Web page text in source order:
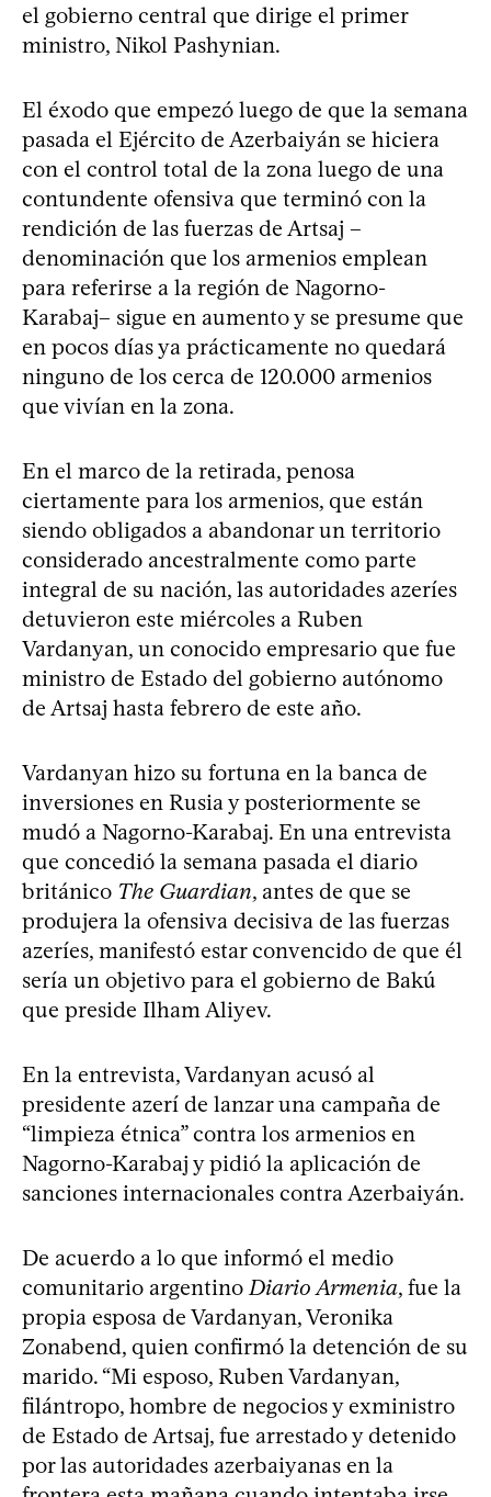
el gobierno central que dirige el primer
ministro, Nikol Pashynian.
El éxodo que empezó luego de que la semana
pasada el Ejército de Azerbaiyán se hiciera
con el control total de la zona luego de una
contundente ofensiva que terminó con la
rendición de las fuerzas de Artsaj –
denominación que los armenios emplean
para referirse a la región de Nagorno-
Karabaj– sigue en aumento y se presume que
en pocos días ya prácticamente no quedará
ninguno de los cerca de 120.000 armenios
que vivían en la zona.
En el marco de la retirada, penosa
ciertamente para los armenios, que están
siendo obligados a abandonar un territorio
considerado ancestralmente como parte
integral de su nación, las autoridades azeríes
detuvieron este miércoles a Ruben
Vardanyan, un conocido empresario que fue
ministro de Estado del gobierno autónomo
de Artsaj hasta febrero de este año.
Vardanyan hizo su fortuna en la banca de
inversiones en Rusia y posteriormente se
mudó a Nagorno-Karabaj. En una entrevista
que concedió la semana pasada el diario
británico The Guardian, antes de que se
produjera la ofensiva decisiva de las fuerzas
azeríes, manifestó estar convencido de que él
sería un objetivo para el gobierno de Bakú
que preside Ilham Aliyev.
En la entrevista, Vardanyan acusó al
presidente azerí de lanzar una campaña de
“limpieza étnica” contra los armenios en
Nagorno-Karabaj y pidió la aplicación de
sanciones internacionales contra Azerbaiyán.
De acuerdo a lo que informó el medio
comunitario argentino Diario Armenia, fue la
propia esposa de Vardanyan, Veronika
Zonabend, quien confirmó la detención de su
marido. “Mi esposo, Ruben Vardanyan,
filántropo, hombre de negocios y exministro
de Estado de Artsaj, fue arrestado y detenido
por las autoridades azerbaiyanas en la